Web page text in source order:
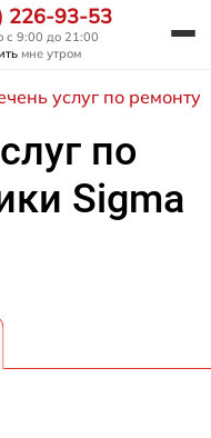
226-93-53
с 9:00 до 21:00
мне утром
услуг по ремонту
по
Sigma